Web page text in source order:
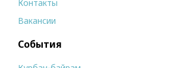
Контакты
Вакансии
События